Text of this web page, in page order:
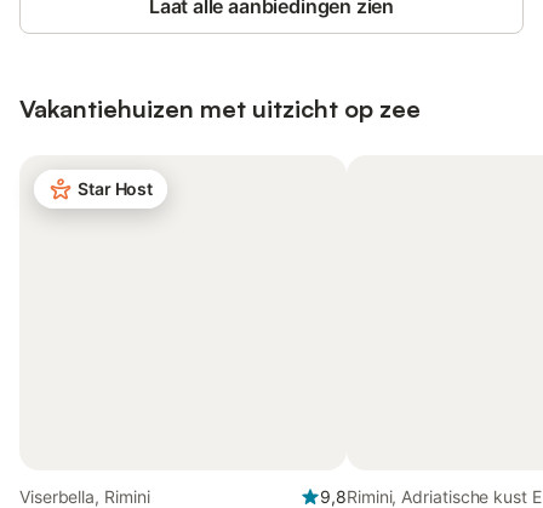
Laat alle aanbiedingen zien
Vakantiehuizen met uitzicht op zee
Star Host
Viserbella, Rimini
9,8Rimini, Adriatische kust